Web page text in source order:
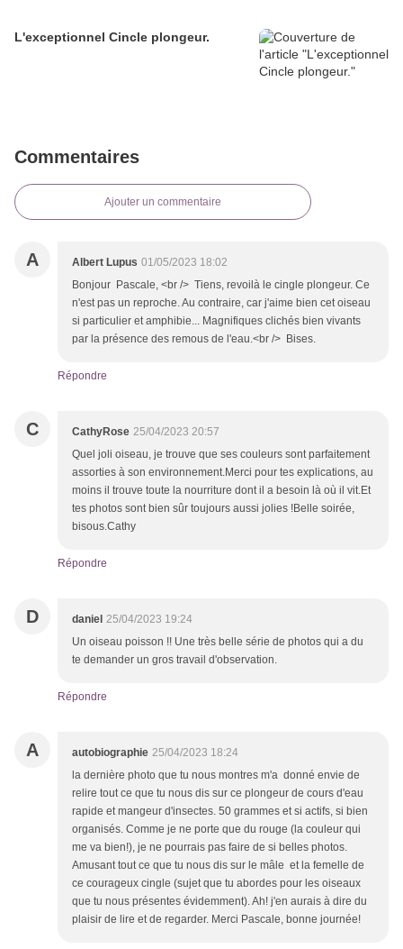
L'exceptionnel Cincle plongeur.
Commentaires
Ajouter un commentaire
A Albert Lupus 01/05/2023 18:02
Bonjour Pascale, <br /> Tiens, revoilà le cingle plongeur. Ce
n'est pas un reproche. Au contraire, car j'aime bien cet oiseau
si particulier et amphibie... Magnifiques clichés bien vivants
par la présence des remous de l'eau.<br /> Bises.
Répondre
C CathyRose 25/04/2023 20:57
Quel joli oiseau, je trouve que ses couleurs sont parfaitement
assorties à son environnement.Merci pour tes explications, au
moins il trouve toute la nourriture dont il a besoin là où il vit.Et
tes photos sont bien sûr toujours aussi jolies !Belle soirée,
bisous.Cathy
Répondre
D daniel 25/04/2023 19:24
Un oiseau poisson !! Une très belle série de photos qui a du
te demander un gros travail d'observation.
Répondre
A autobiographie 25/04/2023 18:24
la dernière photo que tu nous montres m'a donné envie de
relire tout ce que tu nous dis sur ce plongeur de cours d'eau
rapide et mangeur d'insectes. 50 grammes et si actifs, si bien
organisés. Comme je ne porte que du rouge (la couleur qui
me va bien!), je ne pourrais pas faire de si belles photos.
Amusant tout ce que tu nous dis sur le mâle et la femelle de
ce courageux cingle (sujet que tu abordes pour les oiseaux
que tu nous présentes évidemment). Ah! j'en aurais à dire du
plaisir de lire et de regarder. Merci Pascale, bonne journée!